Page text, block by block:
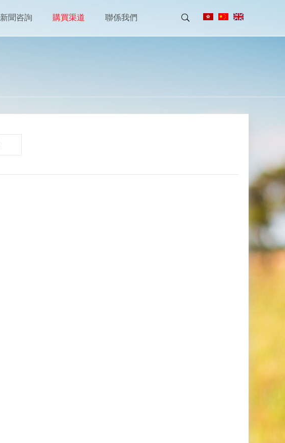
新聞咨詢 購買渠道 聯係我們